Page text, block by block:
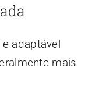
adaptável
mais